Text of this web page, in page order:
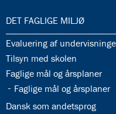
33.0:
DET FAGLIGE MILJØ
33.1:
Evaluering af
33.2:
Tilsyn med skolen
33.3:
Faglige mål og årsplaner
33.4:
Faglige mål og årsplaner
33.6:
Dansk som andetsprog